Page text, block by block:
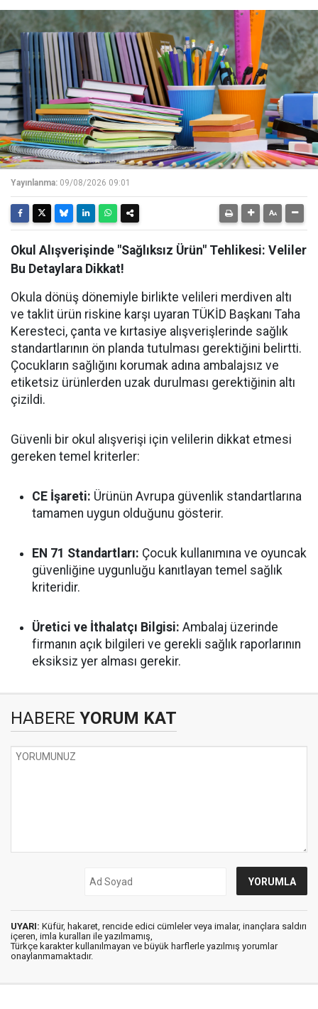
Yayınlanma: 09/08/2026 09:01
Okul Alışverişinde "Sağlıksız Ürün" Tehlikesi: Veliler
Bu Detaylara Dikkat!
Okula dönüş dönemiyle birlikte velileri merdiven altı
ve taklit ürün riskine karşı uyaran TÜKİD Başkanı Taha
Keresteci, çanta ve kırtasiye alışverişlerinde sağlık
standartlarının ön planda tutulması gerektiğini belirtti.
Çocukların sağlığını korumak adına ambalajsız ve
etiketsiz ürünlerden uzak durulması gerektiğinin altı
çizildi.
Güvenli bir okul alışverişi için velilerin dikkat etmesi
gereken temel kriterler:
CE İşareti: Ürünün Avrupa güvenlik standartlarına
tamamen uygun olduğunu gösterir.
EN 71 Standartları: Çocuk kullanımına ve oyuncak
güvenliğine uygunluğu kanıtlayan temel sağlık
kriteridir.
Üretici ve İthalatçı Bilgisi: Ambalaj üzerinde
firmanın açık bilgileri ve gerekli sağlık raporlarının
eksiksiz yer alması gerekir.
HABERE YORUM KAT
UYARI: Küfür, hakaret, rencide edici cümleler veya imalar, inançlara saldırı
içeren, imla kuralları ile yazılmamış,
Türkçe karakter kullanılmayan ve büyük harflerle yazılmış yorumlar
onaylanmamaktadır.